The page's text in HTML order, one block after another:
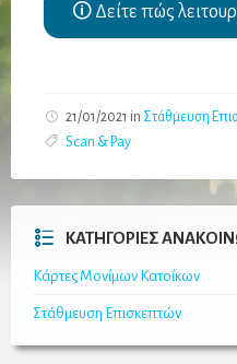
🛈 Δείτε πώς
21/01/2021 in Στάθμευση
Scan & Pay
ΚΑΤΗΓΟΡΊΕΣ
Κάρτες Μονίμων Κατοίκων
Στάθμευση Επισκεπτών